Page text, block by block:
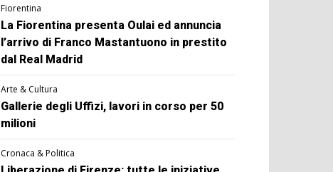
Fiorentina
La Fiorentina presenta Oulai ed annuncia
l’arrivo di Franco Mastantuono in prestito
dal Real Madrid
Arte & Cultura
Gallerie degli Uffizi, lavori in corso per 50
milioni
Cronaca & Politica